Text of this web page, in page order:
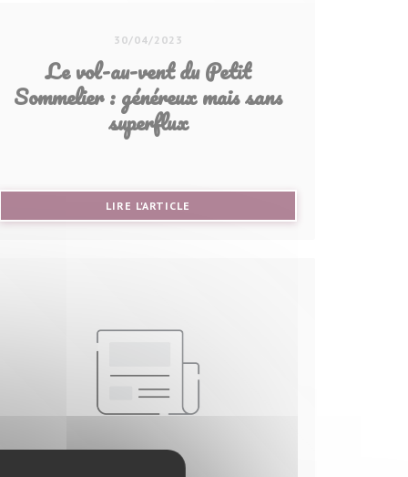
30/04/2023
Le vol-au-vent du Petit
Sommelier : généreux mais sans
superflux
LIRE L'ARTICLE